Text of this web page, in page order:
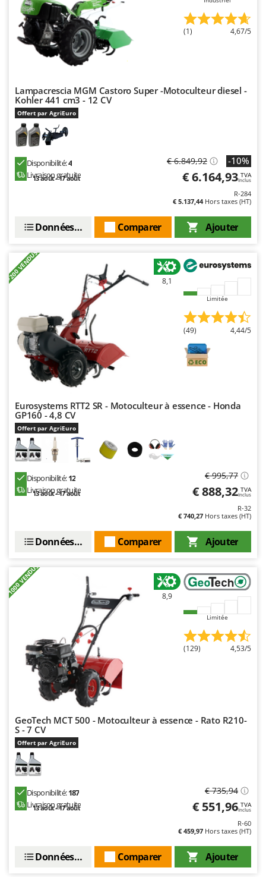
Worx
Y Yard Force
Zephir
ZGrills
Zodiac
Zomax
(1) 4,67/5
Lampacrescia MGM Castoro Super -Motoculteur diesel -
Kohler 441 cm3 - 12 CV
Offert par AgriEuro
Disponibilité:4
Livraison gratuite
13 août - 17 août
€ 6.849,92 -10%
€ 6.164,93 TVA
Inclus
R-284
€ 5.137,44Hors taxes (HT)
Ajouter
Comparer
Données techniques
+200 VENDUS 8,1
Limitée
(49) 4,44/5
Eurosystems RTT2 SR - Motoculteur à essence - Honda
GP160 - 4,8 CV
Offert par AgriEuro
Disponibilité:12
Livraison gratuite
13 août - 17 août
€ 995,77
€ 888,32 TVA
Inclus
R-32
€ 740,27 Hors taxes (HT)
Ajouter
Comparer
Données techniques
+1000 VENDUS 8,9
Limitée
(129) 4,53/5
GeoTech MCT 500 - Motoculteur à essence - Rato R210-
S - 7 CV
Offert par AgriEuro
Disponibilité:187
Livraison gratuite
13 août - 17 août
€ 735,94
€ 551,96 TVA
Inclus
R-60
€ 459,97 Hors taxes (HT)
Ajouter
Comparer
Données techniques